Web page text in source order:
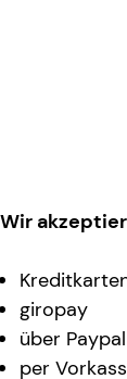
Wir
giropay
über Paypal
per